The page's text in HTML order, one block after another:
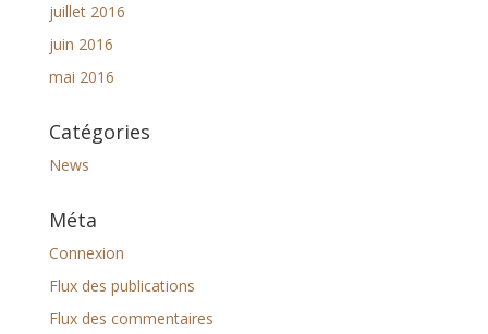
juillet 2016
juin 2016
mai 2016
Catégories
News
Méta
Connexion
Flux des publications
Flux des commentaires